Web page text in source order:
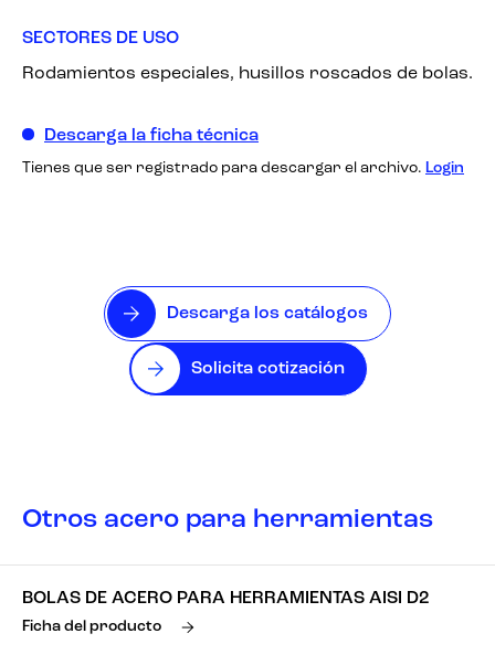
SECTORES DE USO
Rodamientos especiales, husillos roscados de bolas.
Descarga la ficha técnica
Tienes que ser registrado para descargar el archivo. Login
Descarga los catálogos
Solicita cotización
Otros acero para herramientas
BOLAS DE ACERO PARA HERRAMIENTAS AISI D2
Ficha del producto